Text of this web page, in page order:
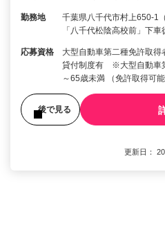
勤務地
千葉県八千代市村上650-1
「八千代松陰高校前」下車
応募資格
大型自動車第二種免許取
貸付制度有 ※大型自動車
～65歳未満 （免許取得可
後で見る
更新日：